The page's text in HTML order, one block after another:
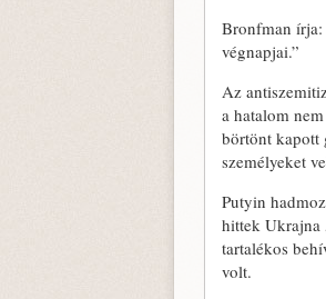
Bronfman írja:
végnapjai.”
Az
a hatalom
börtönt kapott
személyeket
Putyin
hittek Ukrajna
tartalékos
volt.